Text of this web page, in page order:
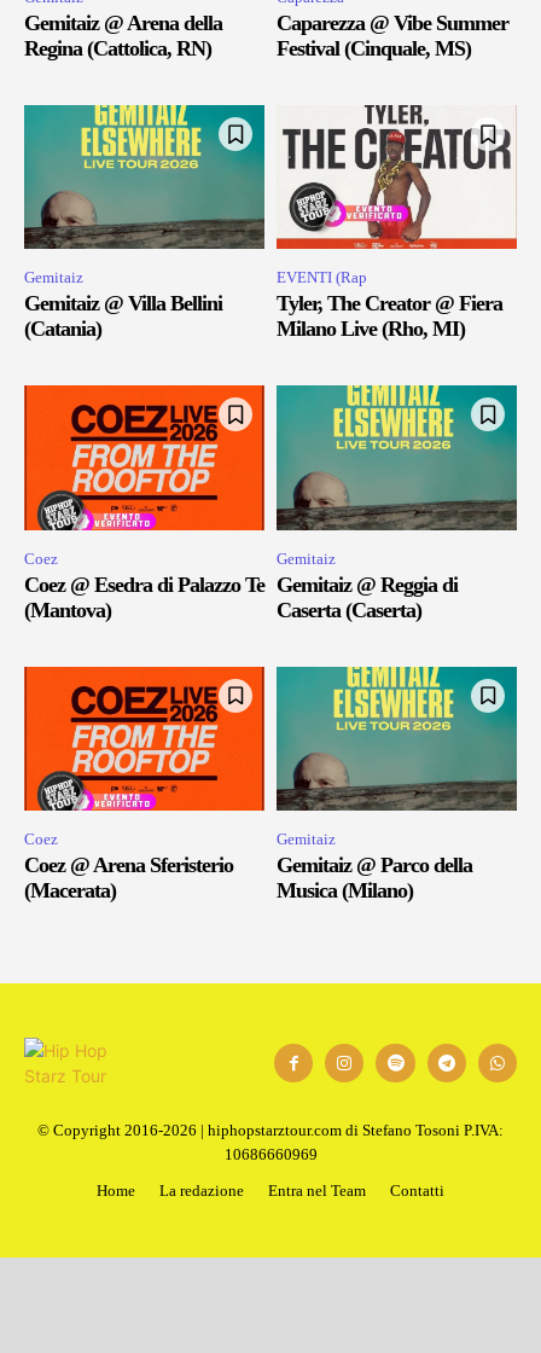
Gemitaiz @ Arena della
Regina (Cattolica, RN)
Caparezza @ Vibe Summer
Festival (Cinquale, MS)
Gemitaiz
Gemitaiz @ Villa Bellini
(Catania)
EVENTI (Rap
Tyler, The Creator @ Fiera
Milano Live (Rho, MI)
Coez
Coez @ Esedra di Palazzo Te
(Mantova)
Gemitaiz
Gemitaiz @ Reggia di
Caserta (Caserta)
Coez
Coez @ Arena Sferisterio
(Macerata)
Gemitaiz
Gemitaiz @ Parco della
Musica (Milano)
© Copyright 2016-2026 | hiphopstarztour.com di Stefano Tosoni P.IVA:
10686660969
Home
La redazione Entra nel Team Contatti